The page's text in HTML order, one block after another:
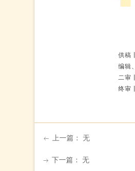
供稿
编辑
二审
终审
ꂃ 上一篇： 无
ꁹ 下一篇： 无